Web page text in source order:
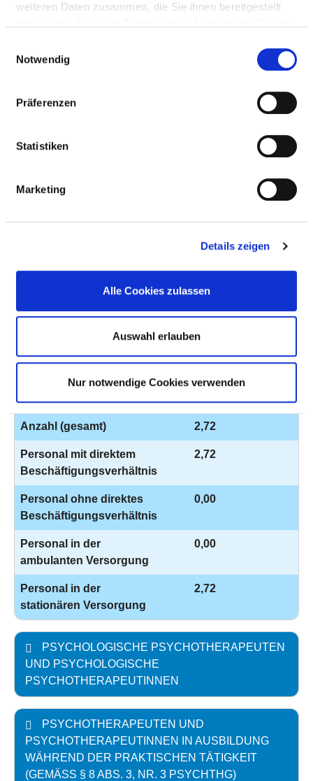
weiteren Daten zusammen, die Sie ihnen bereitgestellt
Notwendig
Präferenzen
Statistiken
Marketing
Details zeigen
Alle Cookies zulassen
Auswahl erlauben
Nur notwendige Cookies verwenden
SOZIALARBEITER UND SOZIALARBEITERIN
PSYCHOTHERAPEUTINNEN IN AUSBILDUNG
AUSGEWÄHLTES THERAPEUTISCHES
PSYCHOSOMATIK
Anzahl (gesamt) 2,72
Personal mit direktem
Beschäftigungsverhältnis
2,72
Personal ohne direktes
Beschäftigungsverhältnis
0,00
Personal in der
ambulanten Versorgung
0,00
Personal in der
stationären Versorgung
2,72
PSYCHOLOGISCHE PSYCHOTHERAPEUTEN
UND PSYCHOLOGISCHE
PSYCHOTHERAPEUTINNEN
PSYCHOTHERAPEUTEN UND
PSYCHOTHERAPEUTINNEN IN AUSBILDUNG
WÄHREND DER PRAKTISCHEN TÄTIGKEIT
(GEMÄSS § 8 ABS. 3, NR. 3 PSYCHTHG)